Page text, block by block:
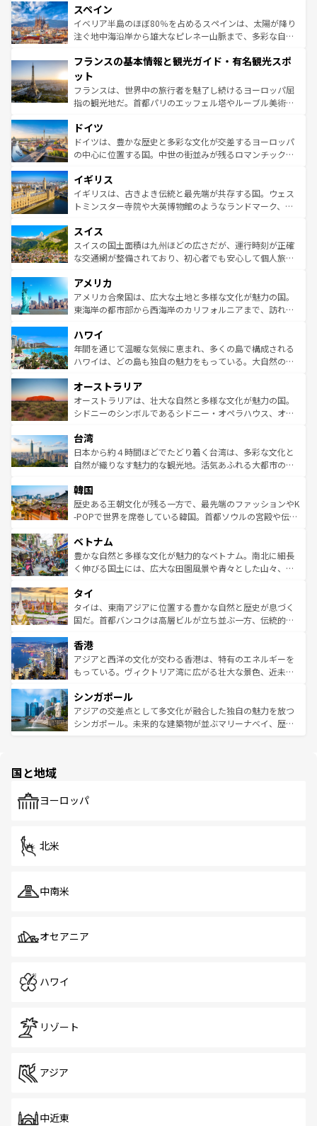
ろん、トスカーナの美しい田園風景やアマルフィ海岸の絶
景など、自然景観も見逃せない。観光の合間には、本場の
ピザやパスタなど、絶品のイタリア料理を堪能することも
ませてくれるイタリアで、忘れられない旅をしてみよう！
なお、新着のイタリア情報は
しい。
スペイン
イベリア半島のほぼ80％を占めるスペインは、太陽が降り
注ぐ地中海沿岸から雄大なピレネー山脈まで、多彩な自然
文化が根付くこの国では、情熱的なフラメンコ、熱気あふ
れる闘牛、そして美味しいタパスが生活の一部となってい
る。首都マドリードの洗練された雰囲気や、バルセロナの
アートに溢れた街角から、地方では古代ローマ遺跡や中世
せる。地方によって風土や気候が異なるスペインはその個
性で訪れる人を魅了する。 なお、新着のスペイン情報は コ
ンテンツ一覧を参照してほしい。
フランスの基本情報と観光ガイド・有名観光スポ
ット
フランスは、世界中の旅行者を魅了し続けるヨーロッパ屈
指の観光地だ。首都パリのエッフェル塔やルーブル美術館
で、幅広い魅力が詰まっている。華麗な宮殿、歴史的な大
聖堂、美しいビーチ、そして豊かな自然が、訪れる者を心
から魅了する。また、フランスは美食の国としても知ら
いる。シャンパンの発祥地であるランス、プロヴァンスの
香り高いラベンダー畑など、多彩な楽しみ方が可能だ。さ
らに、パリ以外の地域にも魅力が溢れており、どの街角に
れる地方に足を運ぶとそれぞれで全く異なる文化を体験で
きるだろう。 なお、新着のフランス情報はコンテンツ一覧
を参照してほしい。
ドイツ
ドイツは、豊かな歴史と多彩な文化が交差するヨーロッパ
の中心に位置する国。中世の街並みが残るロマンチック街
顔を持つこの国は、どこを歩いても飽きることがない。ベ
ルリンの文化的活気、バイエルン州のアルプスの絶景、そ
してライン川沿いのワイン畑といった風景は必見。ビール
は、お酒好きな人にはぜひ体験してほしい。 なお、新着の
ドイツ情報はコンテンツ一覧を参照してほしい。
イギリス
イギリスは、古きよき伝統と最先端が共存する国。ウェス
トミンスター寺院や大英博物館のようなランドマーク、歴
リアごとに異なる魅力がある。また、優雅なアフタヌーン
ティー、ビール好きにはたまらない英国パブ、サッカー観
戦など、本場だからこそできる体験も豊富。イギリスを旅
ンツ一覧を参照してほしい。
スイス
スイスの国土面積は九州ほどの広さだが、運行時刻が正確
な交通網が整備されており、初心者でも安心して個人旅行
の建物がそのまま残る町や、スイスならではのユニークな
博物館もあり、アルプス観光だけでなく町歩きも満喫する
ことができる。国民の所得が高いため物価も高いが、旅行
ば市内交通費無料で観光を楽しむこともできる。 なお、新
着のスイス情報はコンテンツ一覧 を参照してほしい。
アメリカ
アメリカ合衆国は、広大な土地と多様な文化が魅力の国。
東海岸の都市部から西海岸のカリフォルニアまで、訪れる
のような巨大都市は、観光、ショッピング、エンターテイ
ンメントが詰まった刺激的なスポットだ。一方、アメリカ
西部には大自然が広がり、グランドキャニオンやイエロー
部のニューオーリンズでは、音楽と美食が融合した独特の
文化が魅力。旅行者はアメリカの各地域で異なる魅力を楽
しみながら、その多様性と豊かな歴史を感じることができ
ならではの贅沢な旅のスタイルだ。 なお、新着のアメリカ
情報はコンテンツ一覧を参照してほしい。
ハワイ
年間を通じて温暖な気候に恵まれ、多くの島で構成される
ハワイは、どの島も独自の魅力をもっている。大自然の神
ワイ島は見逃せない。また、定番の観光地といえばオアフ
島だが、静かな自然を求めるならマウイ島やカウアイ島が
おすすめ。エメラルドグリーンに輝く海をはじめ、豊かな
れるおもてなしの心で訪れる人々を迎えてくれるハワイの
人々、おいしいローカルフードやハワイアンミュージッ
ク、伝統的なフラダンスなど、すべてがハワイの魅力を彩
ワイを、存分に味わってほしい。 なお、新着のハワイ情報
はコンテンツ一覧を参照してほしい。
オーストラリア
オーストラリアは、壮大な自然と多様な文化が魅力の国。
シドニーのシンボルであるシドニー・オペラハウス、オー
リアリーフや大陸中央部にそびえるウルル（エアーズロッ
ク）、タスマニアの美しい原生林やケアンズの熱帯雨林な
ど、見どころがたくさん。また、カフェやワイン、オージ
いる。アクティビティも充実しており、サーフィンやダイ
ビング、ハイキングなど、アウトドア好きにはたまらな
い。オーストラリアの多彩な魅力を存分に味わいつくそ
参照してほしい。
台湾
日本から約４時間ほどでたどり着く台湾は、多彩な文化と
自然が織りなす魅力的な観光地。活気あふれる大都市の台
ン）、静ひつな山岳地帯である台湾東部など、都市の喧騒
と山間の静けさが共存しており、訪れる人に新しい発見と
驚きをもたらしてくれる。また、奥深い台湾の食文化も魅
容にもいいと評判のスイーツなど、バラエティ豊かな料理
が味わえる。 なお、新着の台湾情報は コンテンツ一覧を参
照してほしい。
韓国
歴史ある王朝文化が残る一方で、最先端のファッションやK
-POPで世界を席巻している韓国。首都ソウルの宮殿や伝統
き、地方に足を延ばせば四季折々の自然美を楽しむことが
できる。そして、キムチや焼肉、絶品のストリートフード
まで、さまざまな韓国料理が待っている。夜には、韓国な
リティに包まれながら、韓国の多彩な魅力を心ゆくまで味
わってみてほしい。 なお、新着の韓国情報はコンテンツ一
覧を参照してほしい。
ベトナム
豊かな自然と多様な文化が魅力的なベトナム。南北に細長
く伸びる国土には、広大な田園風景や青々とした山々、世
急速な発展と共に伝統が息づく。ハノイの古い町並みやホ
ーチミン市のフランス統治時代の建物も、独特の雰囲気を
醸し出している。また、バラエティの豊かさとおいしさで
とつ。フォーやバインミー、ベトナムコーヒーなどは、ぜ
ひ現地で味わいたい。どの地域を訪れてもあたたかい人々
が旅行者を迎えてくれるので、きっと忘れられない旅にな
参照してほしい。
タイ
タイは、東南アジアに位置する豊かな自然と歴史が息づく
国だ。首都バンコクは高層ビルが立ち並ぶ一方、伝統的な
の活気が交差している。北部ではチェンマイなどの山岳地
帯で自然と触れ合い、南部ではプーケットやクラビの美し
いビーチでリゾート気分を楽しむことができる。タイ料理
激する。気候は一年中温暖で、どの季節にも異なる楽しみ
が待っている。親しみやすいタイの人々、仏教を中心とし
た文化、そして多様な観光資源が、訪れる旅人を魅了し続
香港
アジアと西洋の文化が交わる香港は、特有のエネルギーを
もっている。ヴィクトリア湾に広がる壮大な景色、近未来
み、どこを訪れても感動するはず。観光スポットが密集し
ており、効率よく見どころを回れるのも魅力。息をのむよ
うな絶景から文化的な体験まで、香港を存分に楽しみ尽く
シンガポール
アジアの交差点として多文化が融合した独自の魅力を放つ
シンガポール。未来的な建築物が並ぶマリーナベイ、歴史
で、ホーカーズは地元の風情を楽しめる外せないスポット
国と地域
ヨーロッパ
北米
中南米
オセアニア
ハワイ
リゾート
アジア
中近東